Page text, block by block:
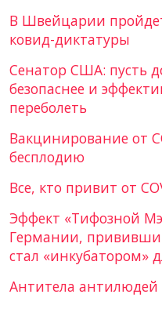
В Швейцарии
ковид-диктатуры
Сенатор США: пусть
безопаснее и
переболеть
Вакцинирование от
бесплодию
Все, кто привит от
Эффект «Тифозной
Германии,
стал «инкубатором»
Антитела антилюдей